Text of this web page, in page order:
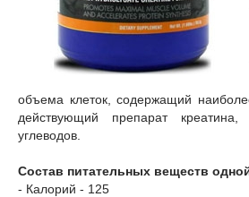
объема клеток, содержащий
действующий препарат
углеводов.
Состав питательных веществ
- Калорий - 125